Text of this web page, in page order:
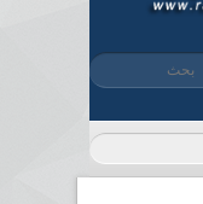
البحث ‏بحث ‏